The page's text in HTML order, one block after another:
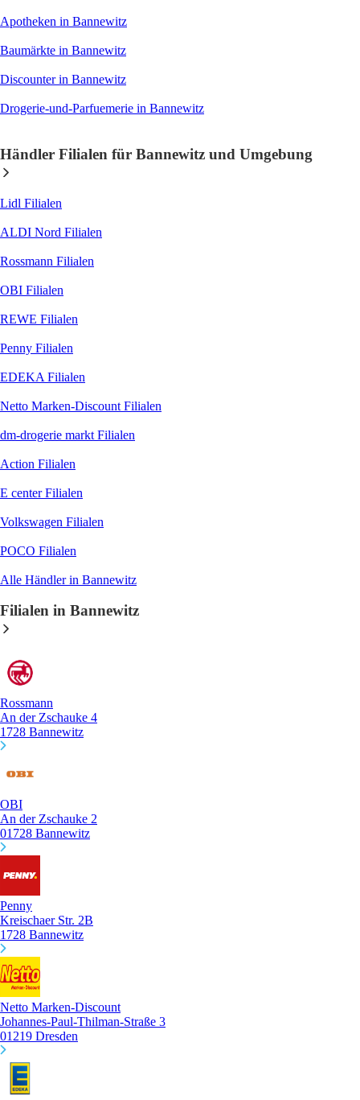
Apotheken in Bannewitz
Baumärkte in Bannewitz
Discounterin Bannewitz
Drogerie-und-Parfuemerie in Bannewitz
Händler Filialen für Bannewitz und Umgebung
Lidl Filialen
ALDI Nord Filialen
Rossmann Filialen
OBI Filialen
REWE Filialen
Penny Filialen
EDEKA Filialen
Netto Marken-Discount Filialen
dm-drogerie markt Filialen
Action Filialen
E centerFilialen
Volkswagen Filialen
POCO Filialen
Alle Händler in Bannewitz
Filialen in Bannewitz
Rossmann
An der Zschauke 4
1728 Bannewitz
OBI
An der Zschauke 2
01728 Bannewitz
Penny
Kreischaer Str. 2B
1728 Bannewitz
Netto Marken-Discount
Johannes-Paul-Thilman-Straße 3
01219 Dresden